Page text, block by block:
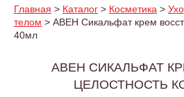
Главная > Каталог > Косметика >
телом > АВЕН Сикальфат крем
40мл
АВЕН СИКАЛЬФАТ
ЦЕЛОСТНОСТЬ